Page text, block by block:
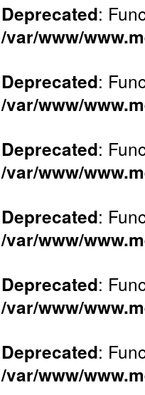
Deprecated:
/var/www/
Deprecated:
/var/www/
Deprecated:
/var/www/
Deprecated:
/var/www/
Deprecated:
/var/www/
Deprecated:
/var/www/